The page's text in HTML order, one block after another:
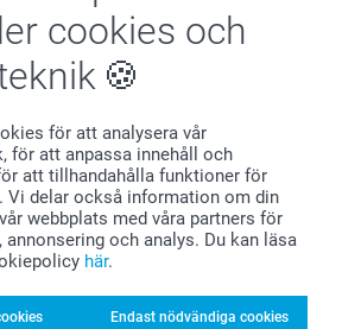
cookies och
för att analysera vår
för att anpassa innehåll och
att tillhandahålla funktioner för
Vi delar också information om din
webbplats med våra partners för
och analys. Du kan läsa
här.
Endast nödvändiga cookies
dina ⭐️⭐️⭐️⭐️ och omdöme av våra
med egna bilder.
vanligt. I år köpte vi påfyllning.